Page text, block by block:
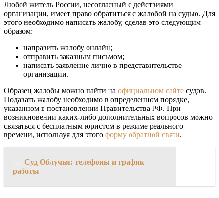
Любой житель России, несогласный с действиями
организации, имеет право обратиться с жалобой на судью. Для
этого необходимо написать жалобу, сделав это следующим
образом:
направить жалобу онлайн;
отправить заказным письмом;
написать заявление лично в представительстве
организации.
Образец жалобы можно найти на официальном сайте судов.
Подавать жалобу необходимо в определенном порядке,
указанном в постановлении Правительства РФ. При
возникновении каких-либо дополнительных вопросов можно
связаться с бесплатным юристом в режиме реального
времени, используя для этого форму обратной связи.
Суд Облучья: телефоны и график
работы